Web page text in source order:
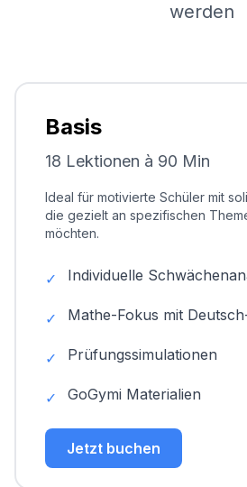
werden
Basis
18 Lektionen à 90 Min
Ideal für motivierte Schüler mit
die gezielt an spezifischen
möchten.
✓ Individuelle
✓ Mathe-Fokus mit
✓ Prüfungssimulationen
✓ GoGymi Materialien
Jetzt buchen